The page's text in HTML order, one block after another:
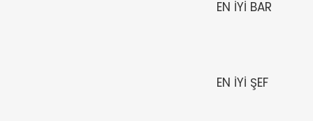
EN İYİ BAR
EN İYİ ŞEF